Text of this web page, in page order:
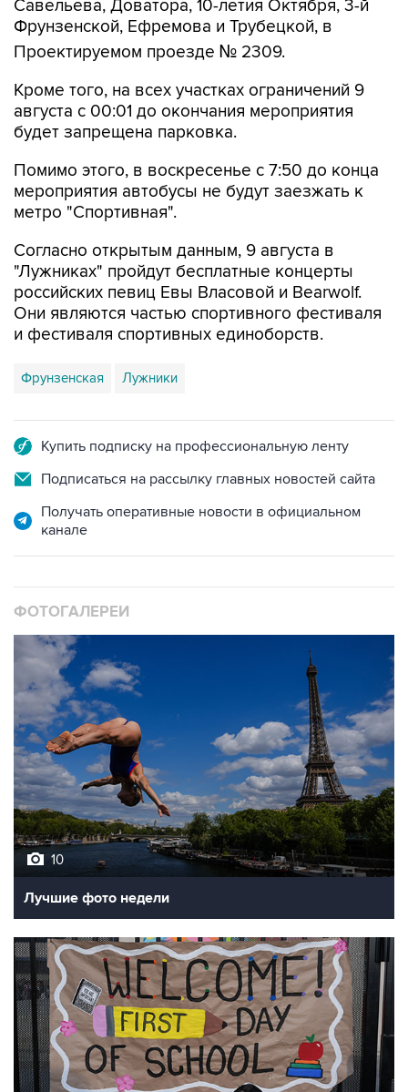
Проектируемом проезде № 2309.
Кроме того, на всех участках ограничений 9
будет запрещена парковка.
Помимо этого, в воскресенье с 7:50 до конца
метро "Спортивная".
Согласно открытым данным, 9 августа в
российских певиц Евы Власовой и Bearwolf.
Они являются частью спортивного фестиваля
и фестиваля спортивных единоборств.
Фрунзенская Лужники
Подписаться на рассылку главных новостей сайта
Получать оперативные новости в официальном
10
Лучшие фото недели